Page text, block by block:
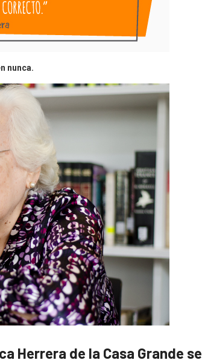
nunca.
Herrera de la Casa Grande se